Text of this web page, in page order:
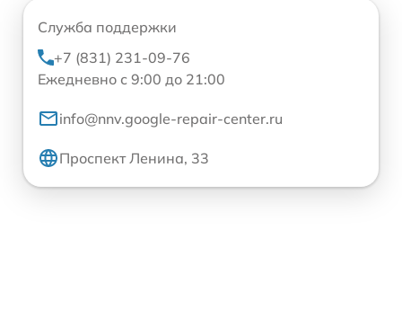
Служба поддержки
+7 (831) 231-09-76
Ежедневно с 9:00 до 21:00
info@nnv.google-repair-center.ru
Проспект Ленина, 33